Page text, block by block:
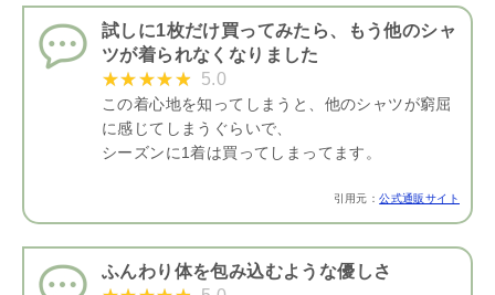
試しに1枚だけ買ってみたら、もう他のシャ
ツが着られなくなりました
5.0
この着心地を知ってしまうと、他のシャツが窮屈
に感じてしまうぐらいで、
シーズンに1着は買ってしまってます。
引用元：公式通販サイト
ふんわり体を包み込むような優しさ